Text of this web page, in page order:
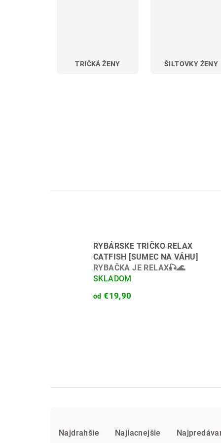
TRIČKÁ ŽENY ŠILTOVKY ŽENY
RYBÁRSKE TRIČKO RELAX
CATFISH [SUMEC NA VÁHU]
RYBAČKA JE RELAX🎣🌊
SKLADOM
od €19,90
aNajdrahšie Najlacnejšie